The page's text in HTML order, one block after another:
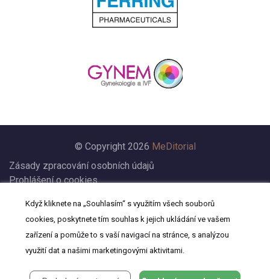
© Copyright 2026 MeDitorial
Zásady zpracování osobních údajů
Prohlášení o cookies
Prohlášení
Kontakt
Když kliknete na „Souhlasím“ s využitím všech souborů
cookies, poskytnete tím souhlas k jejich ukládání ve vašem
zařízení a pomůže to s vaší navigací na stránce, s analýzou
využití dat a našimi marketingovými aktivitami.